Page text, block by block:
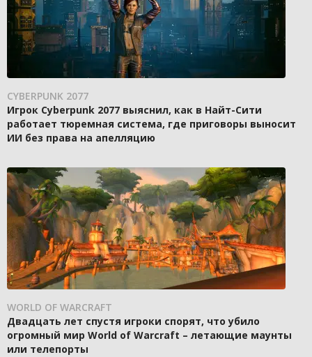
CYBERPUNK 2077
Игрок Cyberpunk 2077 выяснил, как в Найт-Сити
работает тюремная система, где приговоры выносит
ИИ без права на апелляцию
WORLD OF WARCRAFT
Двадцать лет спустя игроки спорят, что убило
огромный мир World of Warcraft – летающие маунты
или телепорты